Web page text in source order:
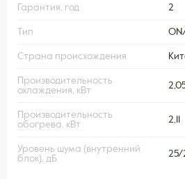
Гарантия, год 2
Тип
Страна происхождения
Производительность
охлаждения, кВт
Производительность
обогрева, кВт
2,11
Уровень шума (внутренний
блок), дБ
25/